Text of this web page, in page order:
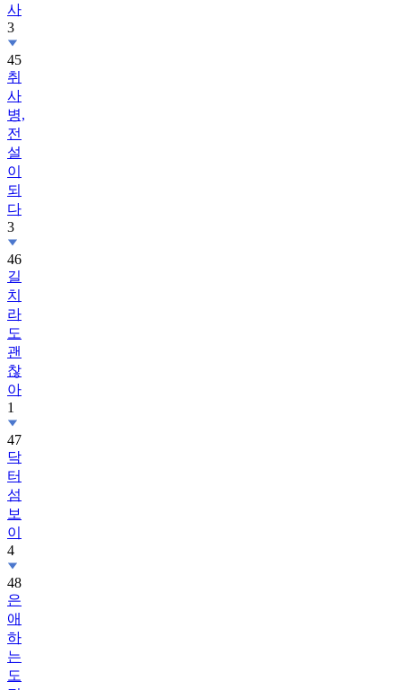
사
3
45
취
사
병,
전
설
이
되
다
3
46
길
치
라
도
괜
찮
아
1
47
닥
터
섬
보
이
4
48
은
애
하
는
도